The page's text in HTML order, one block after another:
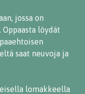
jossa on
löydät
saat neuvoja ja
lomakkeella